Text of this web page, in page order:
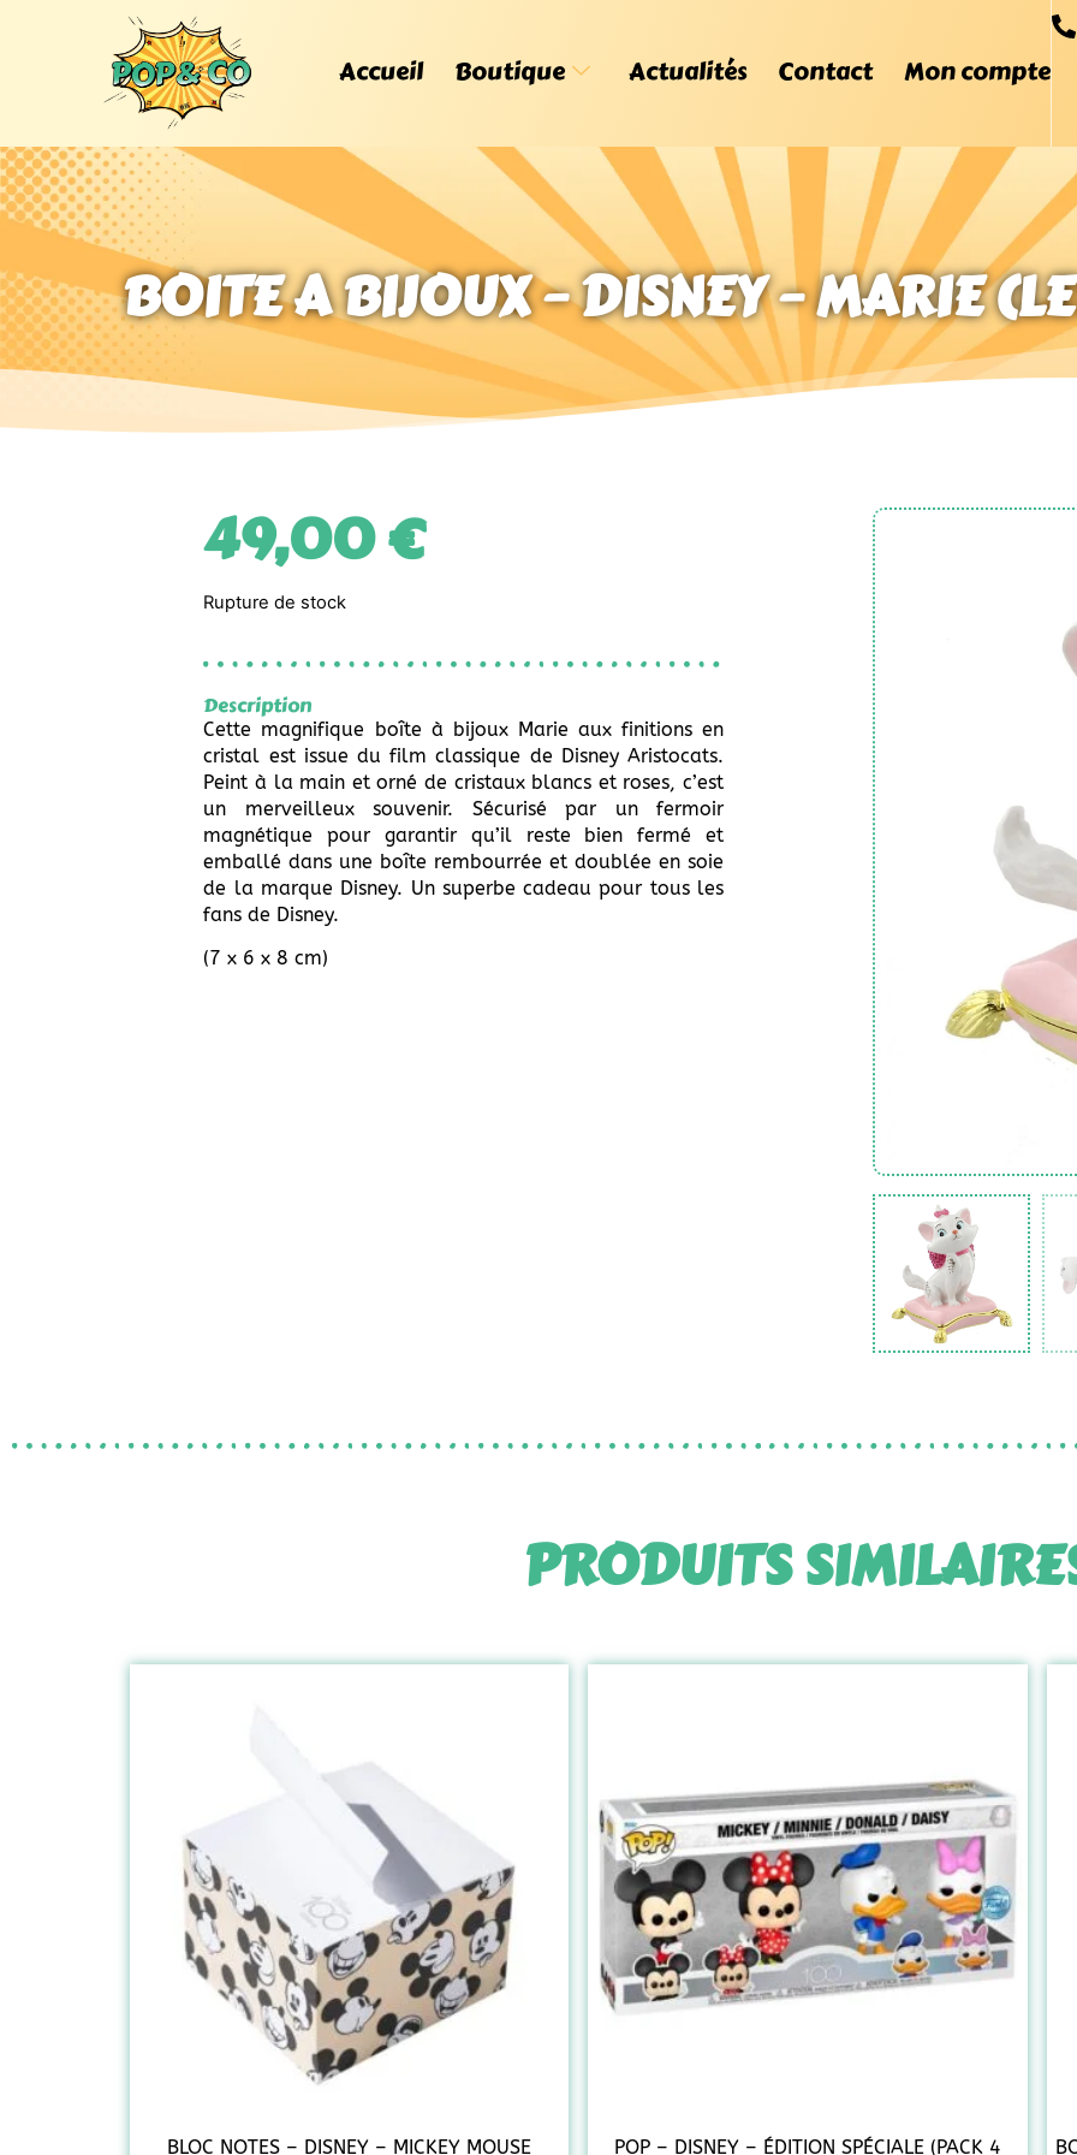
Accueil Boutique Actualités Contact Mon compte
BOITE A BIJOUX – DISNEY – MARIE
49,00€
Rupture de stock
Description
Cette magnifique boîte à bijoux Marie aux finitions en
cristal est issue du film classique de Disney Aristocats.
Peint à la main et orné de cristaux blancs et roses, c’est
un merveilleux souvenir. Sécurisé par un fermoir
magnétique pour garantir qu’il reste bien fermé et
emballé dans une boîte rembourrée et doublée en soie
de la marque Disney. Un superbe cadeau pour tous les
fans de Disney.
(7 x 6 x 8 cm)
PRODUITS
BLOC NOTES – DISNEY – MICKEY MOUSE POP – DISNEY – ÉDITION SPÉCIALE (PACK 4